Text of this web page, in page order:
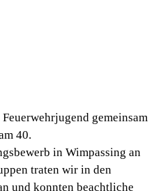
gemeinsam
40.
in Wimpassing an
traten wir in den
und konnten beachtliche